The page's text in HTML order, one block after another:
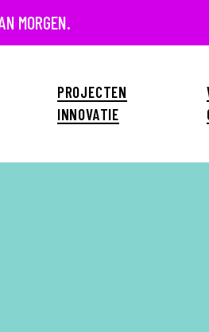
MORGEN.
PROJECTEN
INNOVATIE